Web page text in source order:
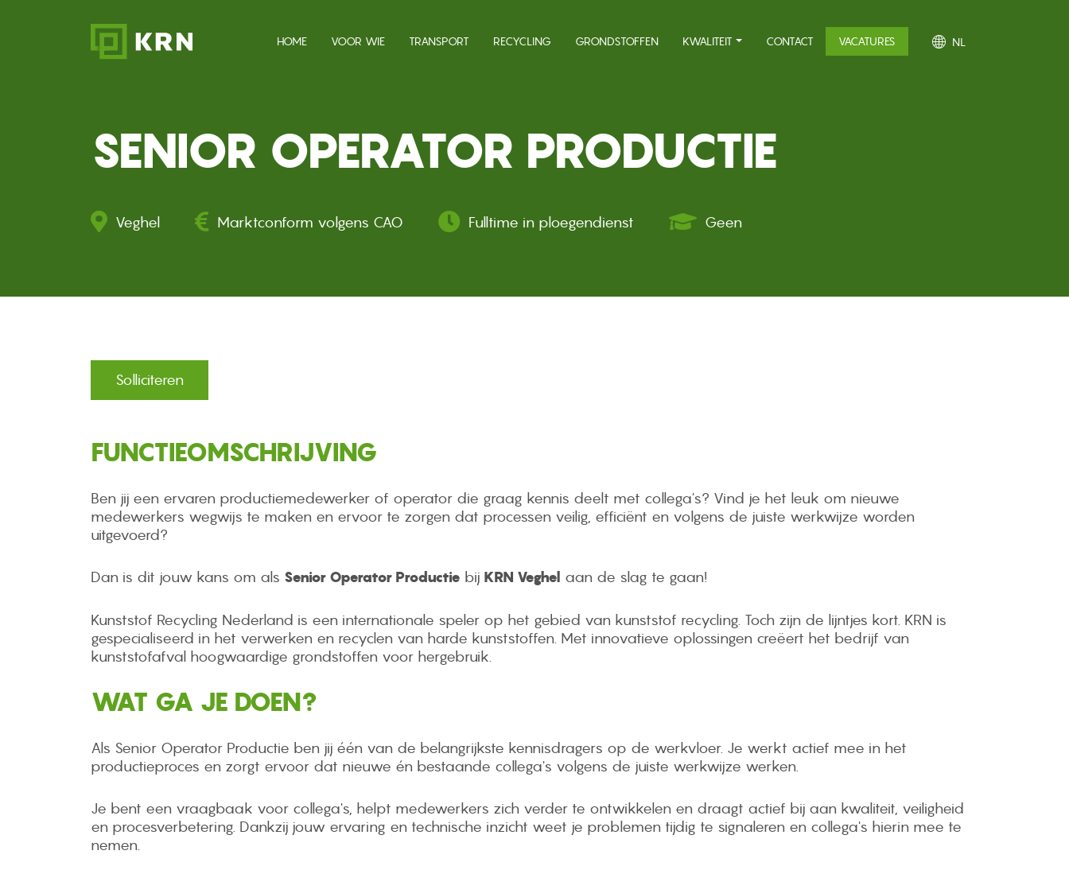
HOOFDNAVIGATIE
HOME VOOR WIE TRANSPORT RECYCLING GRONDSTOFFEN KWALITEIT CONTACT VACATURES NL
SENIOR OPERATOR PRODUCTIE
Veghel Marktconform volgens CAO Fulltime in ploegendienst Geen
Solliciteren
FUNCTIEOMSCHRIJVING
Ben jij een ervaren productiemedewerker of operator die graag kennis deelt met collega's? Vind je het leuk om nieuwe
medewerkers wegwijs te maken en ervoor te zorgen dat processen veilig, efficiënt en volgens de juiste werkwijze worden
uitgevoerd?
Dan is dit jouw kans om als Senior Operator Productie bij KRN Veghel aan de slag te gaan!
Kunststof Recycling Nederland is een internationale speler op het gebied van kunststof recycling. Toch zijn de lijntjes kort. KRN is
gespecialiseerd in het verwerken en recyclen van harde kunststoffen. Met innovatieve oplossingen creëert het bedrijf van
kunststofafval hoogwaardige grondstoffen voor hergebruik.
WAT GA JE DOEN?
Als Senior Operator Productie ben jij één van de belangrijkste kennisdragers op de werkvloer. Je werkt actief mee in het
productieproces en zorgt ervoor dat nieuwe én bestaande collega's volgens de juiste werkwijze werken.
Je bent een vraagbaak voor collega's, helpt medewerkers zich verder te ontwikkelen en draagt actief bij aan kwaliteit, veiligheid
en procesverbetering. Dankzij jouw ervaring en technische inzicht weet je problemen tijdig te signaleren en collega's hierin mee te
nemen.